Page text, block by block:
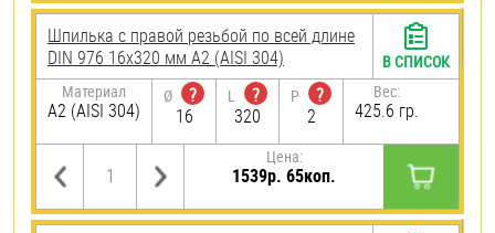
Шпилька с правой резьбой по всей длине
DIN 976 16х320 мм А2 (AISI 304)
Материал
А2 (AISI 304)
Ø
?
16
L
?
320
P
?
2
Вес:
425.6 гр.
Цена:
1539р. 65коп.
В СПИСОК